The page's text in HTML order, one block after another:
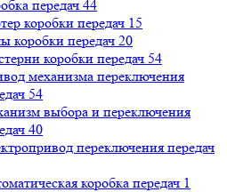
передач 44
коробки передач 15
коробки передач 20
коробки передач 54
механизма переключения
54
выбора и переключения
40
переключения передач
коробка передач 1